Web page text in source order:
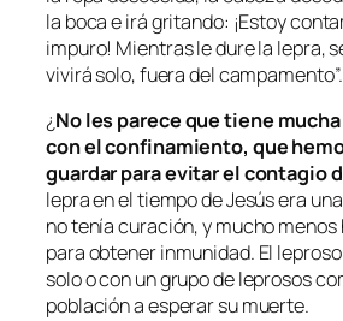
la boca e irá gritando: ¡Estoy
impuro! Mientras le dure la lepra,
vivirá solo, fuera del campamento”.
¿No les parece que tiene
con el confinamiento, que
guardar para evitar el contagio
lepra en el tiempo de Jesús era
no tenía curación, y mucho menos
para obtener inmunidad. El
solo o con un grupo de leprosos
población a esperar su muerte.